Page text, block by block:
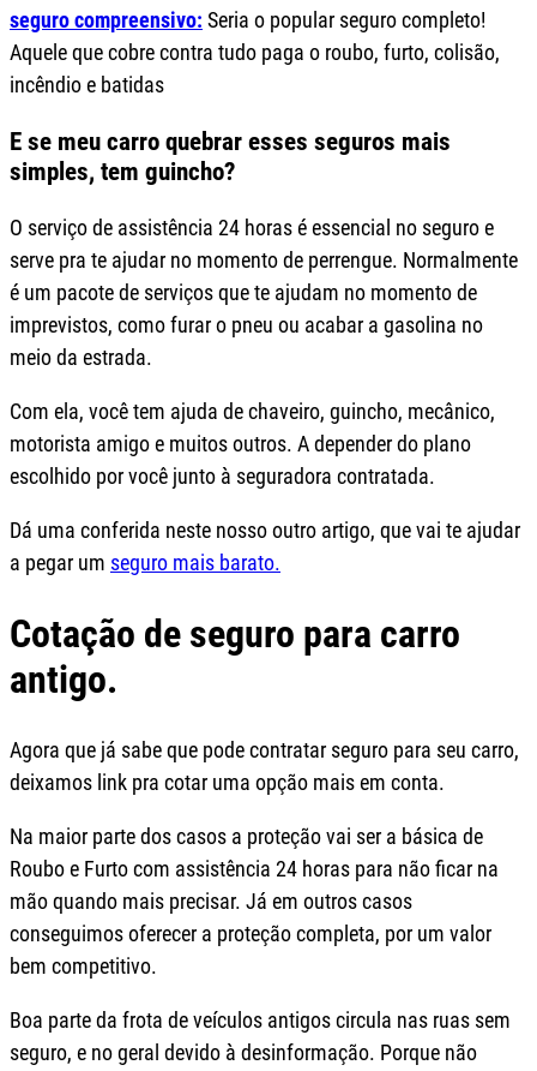
seguro compreensivo: Seria o popular seguro completo!
Aquele que cobre contra tudo paga o roubo, furto, colisão,
incêndio e batidas
E se meu carro quebrar esses seguros mais
simples, tem guincho?
O serviço de assistência 24 horas é essencial no seguro e
serve pra te ajudar no momento de perrengue. Normalmente
é um pacote de serviços que te ajudam no momento de
imprevistos, como furar o pneu ou acabar a gasolina no
meio da estrada.
Com ela, você tem ajuda de chaveiro, guincho, mecânico,
motorista amigo e muitos outros. A depender do plano
escolhido por você junto à seguradora contratada.
Dá uma conferida neste nosso outro artigo, que vai te ajudar
a pegar um seguro mais barato.
Cotação de seguro para carro
antigo.
Agora que já sabe que pode contratar seguro para seu carro,
deixamos link pra cotar uma opção mais em conta.
Na maior parte dos casos a proteção vai ser a básica de
Roubo e Furto com assistência 24 horas para não ficar na
mão quando mais precisar. Já em outros casos
conseguimos oferecer a proteção completa, por um valor
bem competitivo.
Boa parte da frota de veículos antigos circula nas ruas sem
seguro, e no geral devido à desinformação. Porque não